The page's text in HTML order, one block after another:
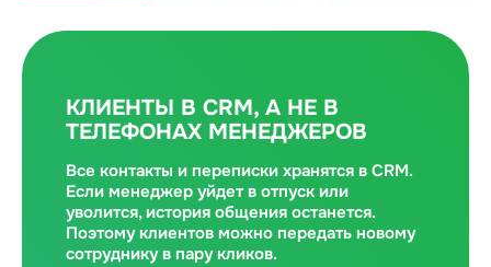
КЛИЕНТЫ В CRM, А НЕ В
ТЕЛЕФОНАХ МЕНЕДЖЕРОВ
Все контакты и переписки хранятся в CRM.
Если менеджер уйдет в отпуск или
уволится, история общения останется.
Поэтому клиентов можно передать новому
сотруднику в пару кликов.